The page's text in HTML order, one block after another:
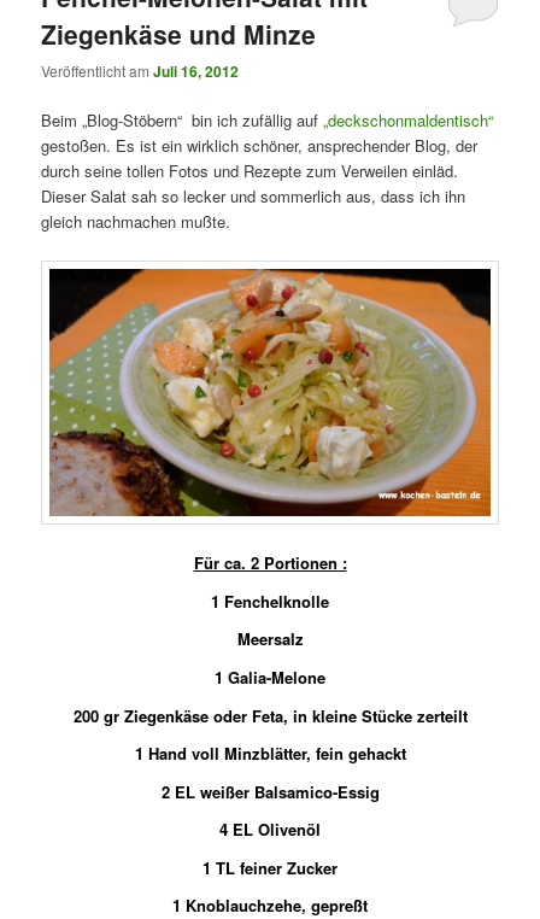
Ziegenkäse und Minze
Veröffentlicht amJuli 16, 2012
Beim „Blog-Stöbern“ bin ich zufällig auf„deckschonmaldentisch“
gestoßen. Es ist ein wirklich schöner, ansprechender Blog, der
durch seine tollen Fotos und Rezepte zum Verweilen einläd.
Dieser Salat sah so lecker und sommerlich aus, dass ich ihn
gleich nachmachen mußte.
Für ca. 2 Portionen :
1 Fenchelknolle
Meersalz
1 Galia-Melone
200 gr Ziegenkäse oder Feta, in kleine Stücke zerteilt
1 Hand voll Minzblätter, fein gehackt
2 EL weißer Balsamico-Essig
4 EL Olivenöl
1 TL feiner Zucker
1 Knoblauchzehe, gepreßt